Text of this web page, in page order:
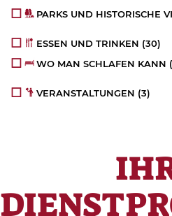
PARKS UND HISTORISCHE
ESSEN UND TRINKEN (30)
WO MAN SCHLAFEN KANN
VERANSTALTUNGEN (3)